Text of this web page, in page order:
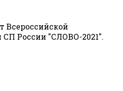
Всероссийской
России "СЛОВО-2021".